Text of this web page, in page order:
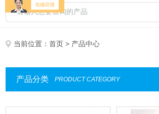
当前位置：首页 > 产品中心
产品分类 PRODUCT CATEGORY